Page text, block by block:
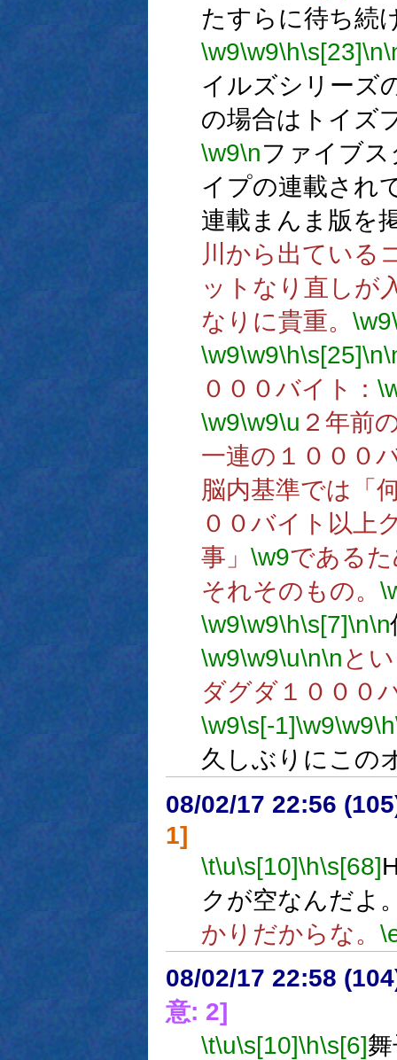
たすらに待ち続
\w9\w9\h\s[23]\n
イルズシリーズ
の場合はトイズ
\w9\nファイブ
イプの連載され
連載まんま版を
川から出ている
ットなり直しが
なりに貴重。 \w9
\w9\w9\h\s[25]\n
０００バイト：
\w9\w9\u ２年前
一連の１０００
脳内基準では「
００バイト以上
事」 \w9である
それそのもの。
\w9\w9\h\s[7]\n\n
\w9\w9\u\n\n と
ダグダ１０００
\w9\s[-1]\w9\w9\h
久しぶりにこの
08/02/17 22:56
1]
\t\u\s[10]\h\s[68]
クが空なんだよ
かりだからな。
08/02/17 22:58
意: 2]
\t\u\s[10]\h\s[6]